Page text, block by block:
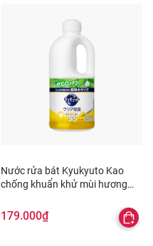
Nước rửa bát Kyukyuto Kao
chống khuẩn khử mùi hương
179.000₫